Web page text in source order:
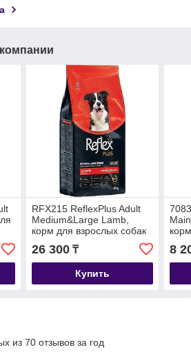
с
RFX215 ReflexPlus Adult
Medium&Large Lamb,
корм для взрослых собак
средних и крупных пород
с ягненком, уп.12кг
26 300₸
Купить
8
из 70 отзывов за год